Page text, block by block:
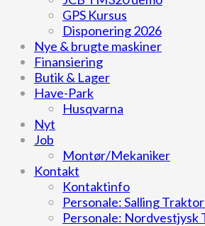
GPS Kursus
Disponering 2026
Nye & brugte maskiner
Finansiering
Butik & Lager
Have-Park
Husqvarna
Nyt
Job
Montør/Mekaniker
Kontakt
Kontaktinfo
Personale: Salling
Personale: Nordvestjysk